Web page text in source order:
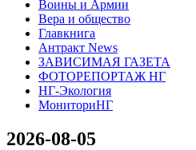
Воины и Армии
Вера и общество
Главкнига
Антракт News
ЗАВИСИМАЯ ГАЗЕТА
ФОТОРЕПОРТАЖ НГ
НГ-Экология
МониториНГ
2026-08-05